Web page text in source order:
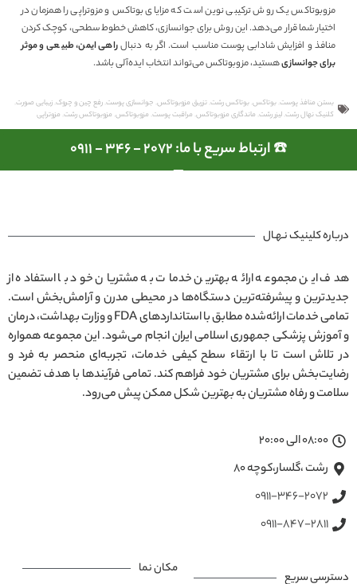
مزوبوتاکس یک روش ترکیبی نوین است که مزایای بوتاکس و مزوتراپی را همزمان در
اختیار شما قرار می‌دهد. این روش برای جوانسازی، کاهش خطوط سطحی، کوچک کردن
منافذ و افزایش شادابی پوست مناسب است. اگر به دنبالراهی ایمن، طبیعی و موثر
برای جوانسازیهستید، مزوبوتاکس می‌تواند انتخاب ایده‌آلی باشد.
بستن منافذ پوست بوتاکس بوتاکس رشت تزریق مزوبوتاکس جوانسازی پوست رفع چین و چروک زیبایی صورت
کلنیک نهال رشت لیزر رشت ماندگاری مزوبوتاکس مراقبت پوست مزوبوتاکس مزوبوتاکس رشت مزوتراپی
☎️ ارتباط سریع با ما: 2072 - 346 - 0911
درباره کلینیک نـهـال
هدف این مجموعه ارائه بهترین خدمات به مشتریان خود با استفاده از
جدیدترین و پیشرفته‌ترین دستگاه‌ها در محیطی مدرن و آرامش‌بخش است.
تمامی خدمات ارائه‌شده مطابق با استانداردهای FDA و وزارت بهداشت، درمان
و آموزش پزشکی جمهوری اسلامی ایران انجام می‌شود. این مجموعه همواره
در تلاش است تا با ارتقاء سطح کیفی خدمات، تجربه‌ای منحصر به فرد و
رضایت‌بخش برای مشتریان خود فراهم کند. تمامی فرآیندها با هدف تضمین
سلامت و رفاه مشتریان به بهترین شکل ممکن پیش می‌رود.
08:00 الی 20:00
رشت ،گلسار،کوچه ۸۰
0911-346-2072
0911-847-2811
دسترسی سریع
مکان نما